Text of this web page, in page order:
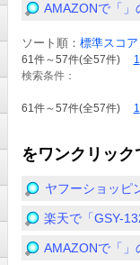
AMAZONで「」
ソート順： 標準スコア
61件～57件(全57件) 1
検索条件：
61件～57件(全57件) 1
をワンクリッ
ヤフーショッピ
楽天で「GSY-
AMAZONで「」